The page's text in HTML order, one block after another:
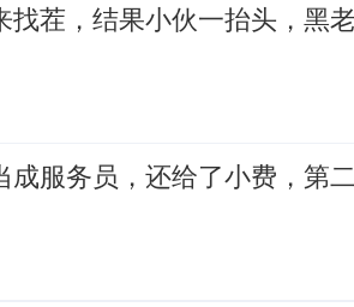
找茬，结果小伙一抬头，黑
成服务员，还给了小费，第